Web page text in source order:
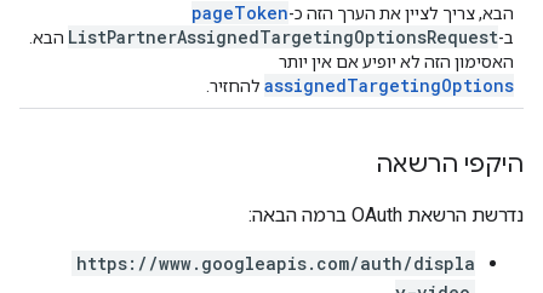
הבא, צריך לציין את הערך הזה כ-pageToken
ב-ListPartnerAssignedTargetingOptionsRequest הבא.
האסימון הזה לא יופיע אם אין יותר
assignedTargetingOptions להחזיר.
היקפי הרשאה
נדרשת הרשאת OAuth ברמה הבאה:
https://www.googleapis.com/auth/displa